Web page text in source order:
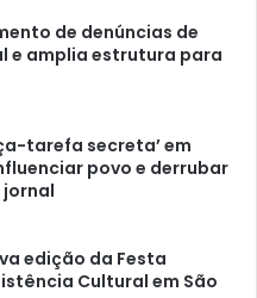
de denúncias de
e amplia estrutura para
tarefa secreta’ em
povo e derrubar
jornal
edição da Festa
Cultural em São